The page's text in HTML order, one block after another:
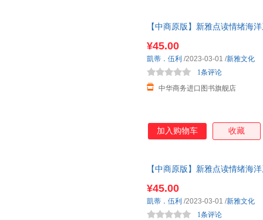
【中商原版】新雅点读情绪海
¥45.00
中华商务进口图书旗舰店
1条评论
凱蒂．伍利 /2023-03-01 /新雅文化
加入购物车 收藏
【中商原版】新雅点读情绪海
¥45.00
1条评论
凱蒂．伍利 /2023-03-01 /新雅文化